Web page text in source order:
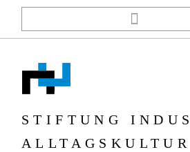
Zum
springen
STIFTUNG
ALLTAGSKULTUR